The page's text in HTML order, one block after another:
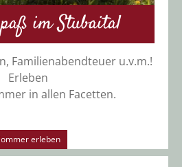
im Stubaital
Familienabendteuer u.v.m.!
Erleben
in allen Facetten.
erleben